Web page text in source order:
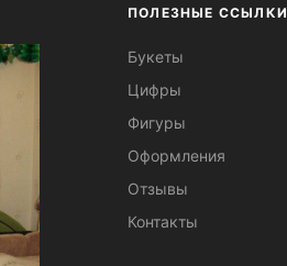
ПОЛЕЗНЫЕ ССЫЛКИ
Букеты
Цифры
Фигуры
Оформления
Отзывы
Контакты